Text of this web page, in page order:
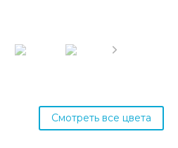
Смотреть все цвета